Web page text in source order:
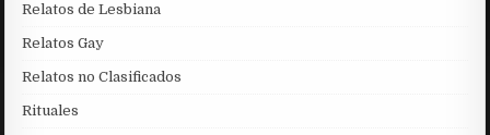
Relatos de Lesbiana
Relatos Gay
Relatos no Clasificados
Rituales